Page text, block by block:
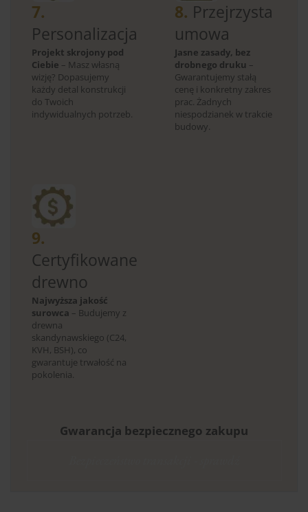
7.
Personalizacja
Projekt skrojony pod
Ciebie – Masz własną
wizję? Dopasujemy
każdy detal konstrukcji
do Twoich
indywidualnych potrzeb.
8. Przejrzysta
umowa
Jasne zasady, bez
drobnego druku –
Gwarantujemy stałą
cenę i konkretny zakres
prac. Żadnych
niespodzianek w trakcie
budowy.
9.
Certyfikowane
drewno
Najwyższa jakość
surowca – Budujemy z
drewna
skandynawskiego (C24,
KVH, BSH), co
gwarantuje trwałość na
pokolenia.
Gwarancja bezpiecznego zakupu